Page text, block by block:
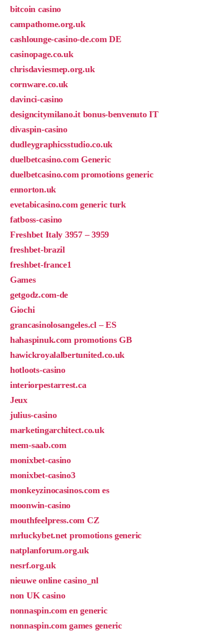
bitcoin casino
campathome.org.uk
cashlounge-casino-de.com DE
casinopage.co.uk
chrisdaviesmep.org.uk
cornware.co.uk
davinci-casino
designcitymilano.it bonus-benvenuto IT
divaspin-casino
dudleygraphicsstudio.co.uk
duelbetcasino.com Generic
duelbetcasino.com promotions generic
ennorton.uk
evetabicasino.com generic turk
fatboss-casino
Freshbet Italy 3957 – 3959
freshbet-brazil
freshbet-france1
Games
getgodz.com-de
Giochi
grancasinolosangeles.cl – ES
hahaspinuk.com promotions GB
hawickroyalalbertunited.co.uk
hotloots-casino
interiorpestarrest.ca
Jeux
julius-casino
marketingarchitect.co.uk
mem-saab.com
monixbet-casino
monixbet-casino3
monkeyzinocasinos.com es
moonwin-casino
mouthfeelpress.com CZ
mrluckybet.net promotions generic
natplanforum.org.uk
nesrf.org.uk
nieuwe online casino_nl
non UK casino
nonnaspin.com en generic
nonnaspin.com games generic